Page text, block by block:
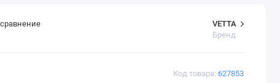
Код товара: 627853
VETTA
Бренд